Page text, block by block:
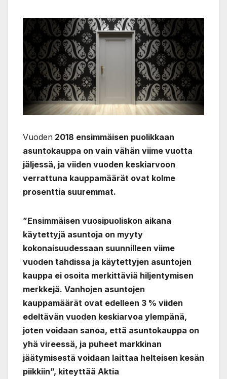
Vuoden 2018 ensimmäisen puolikkaan
asuntokauppa on vain vähän viime vuotta
jäljessä, ja viiden vuoden keskiarvoon
verrattuna kauppamäärät ovat kolme
prosenttia suuremmat.
”Ensimmäisen vuosipuoliskon aikana
käytettyjä asuntoja on myyty
kokonaisuudessaan suunnilleen viime
vuoden tahdissa ja käytettyjen asuntojen
kauppa ei osoita merkittäviä hiljentymisen
merkkejä. Vanhojen asuntojen
kauppamäärät ovat edelleen 3 % viiden
edeltävän vuoden keskiarvoa ylempänä,
joten voidaan sanoa, että asuntokauppa on
yhä vireessä, ja puheet markkinan
jäätymisestä voidaan laittaa helteisen kesän
piikkiin”, kiteyttää Aktia